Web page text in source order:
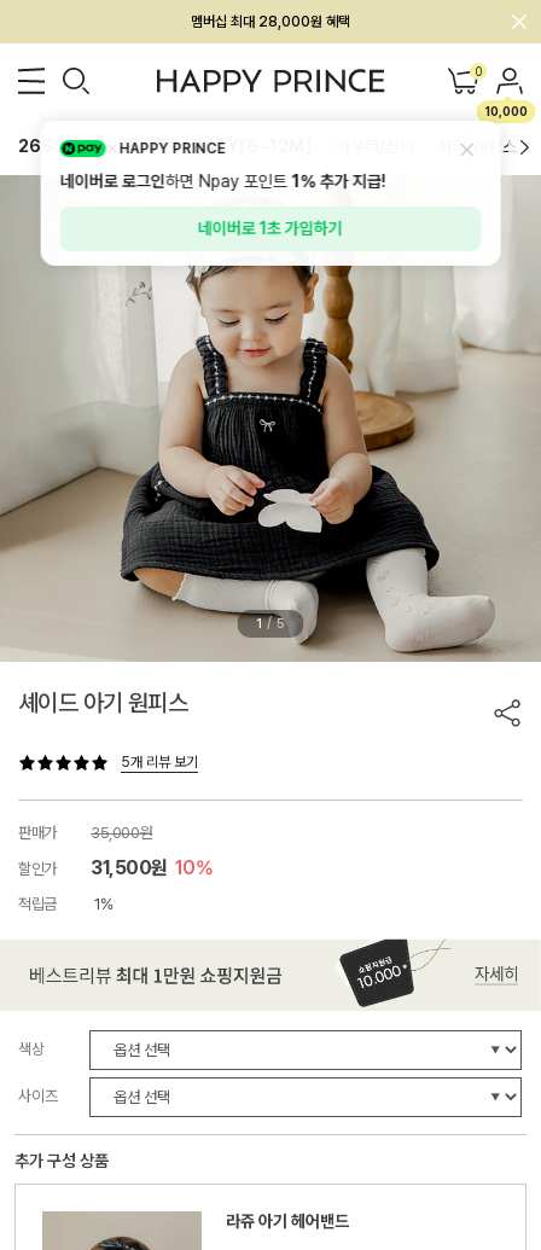
회원전용 아울렛, 가입하면 ~60% 할인!
멤버십 최대 28,000원 혜택 0
10,000
26SS 신상 BEST BABY[6~12M] 하의/레깅스
1 / 5
셰이드 아기 원피스
5개 리뷰 보기
판매가
35,000원
할인가
31,500원 10%
적립금 1%
색상
사이즈
추가 구성 상품
라쥬 아기 헤어밴드
HAPPY PRINCE
네이버로 로그인하면 Npay 포인트1%추가 지급!
네이버로 1초 가입하기